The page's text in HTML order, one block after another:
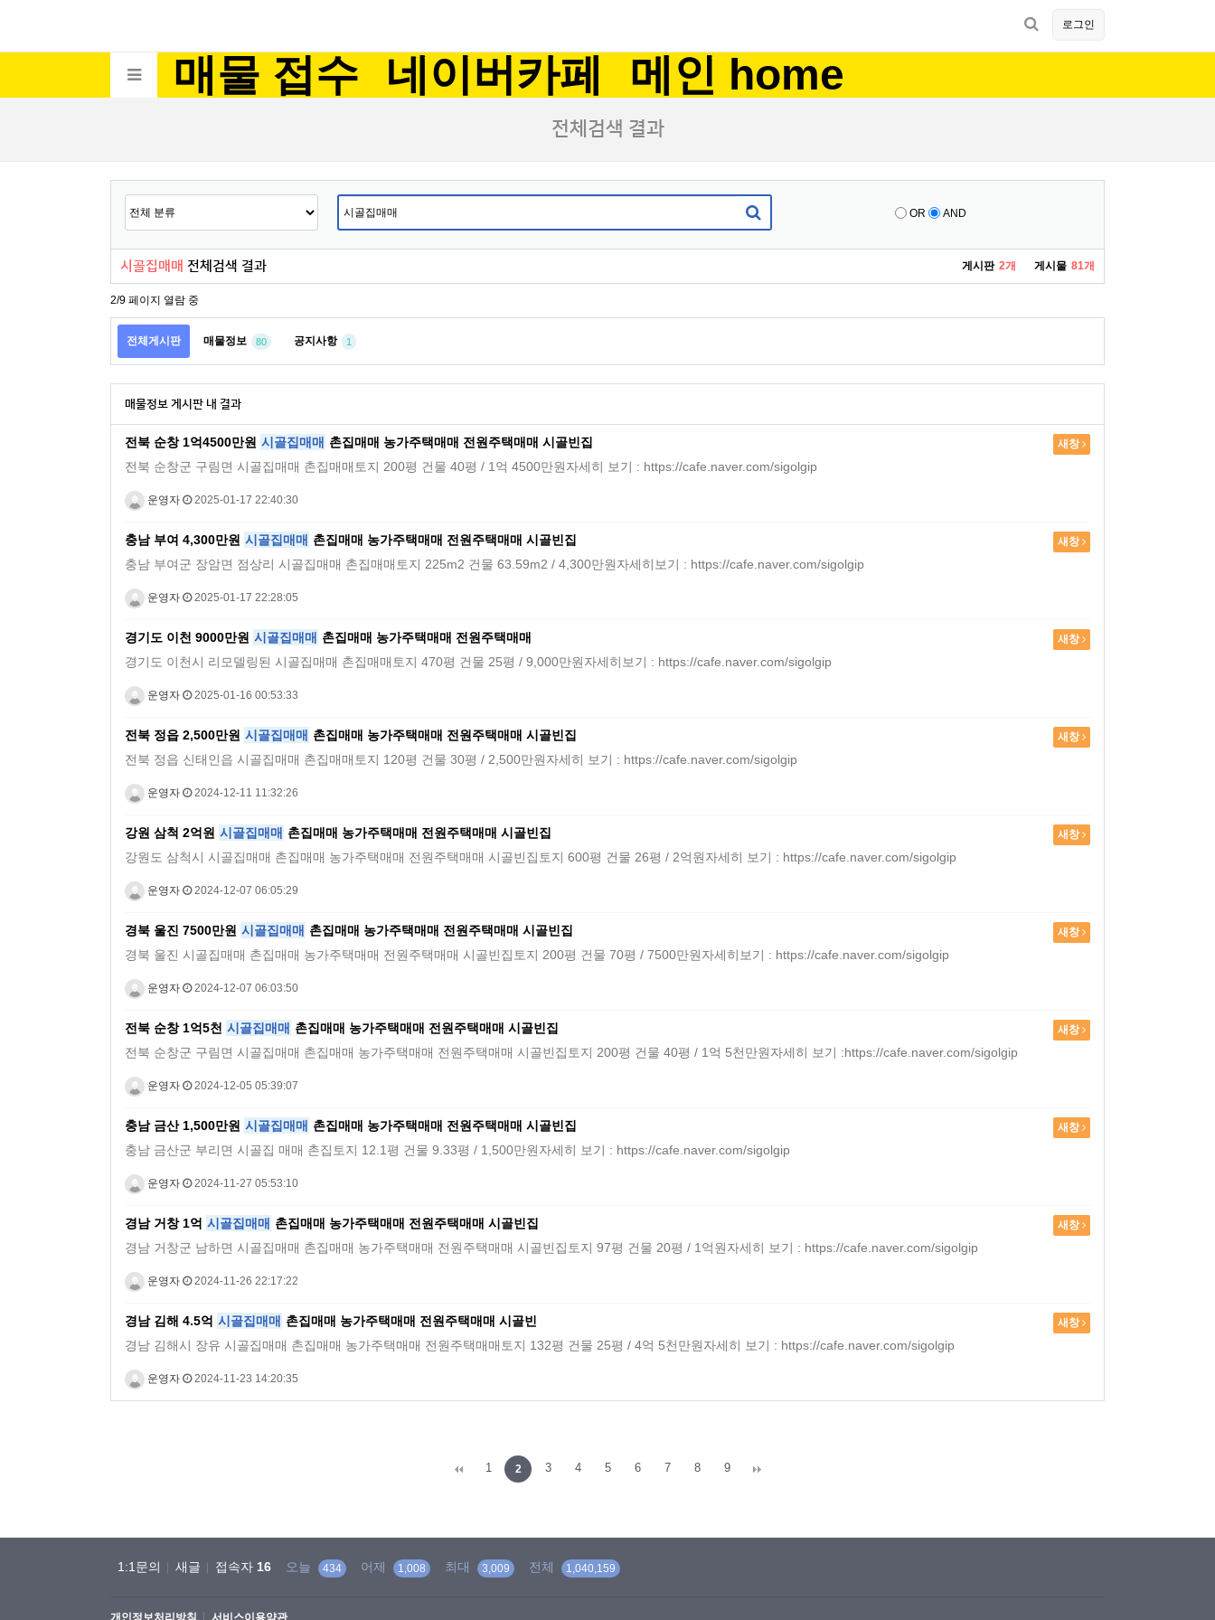
로그인
매물 접수 네이버카페 메인 home
전체검색 결과
OR AND
시골집매매 전체검색 결과 게시판 2개 게시물 81개
2/9 페이지 열람 중
전체게시판 매물정보 80 공지사항 1
매물정보 게시판 내 결과
전북 순창 1억4500만원 시골집매매 촌집매매 농가주택매매 전원주택매매 시골빈집 새창
전북 순창군 구림면 시골집매매 촌집매매토지 200평 건물 40평 / 1억 4500만원자세히 보기 : https://cafe.naver.com/sigolgip
운영자 2025-01-17 22:40:30
충남 부여 4,300만원 시골집매매 촌집매매 농가주택매매 전원주택매매 시골빈집 새창
충남 부여군 장암면 점상리 시골집매매 촌집매매토지 225m2 건물 63.59m2 / 4,300만원자세히보기 : https://cafe.naver.com/sigolgip
운영자 2025-01-17 22:28:05
경기도 이천 9000만원 시골집매매 촌집매매 농가주택매매 전원주택매매 새창
경기도 이천시 리모델링된 시골집매매 촌집매매토지 470평 건물 25평 / 9,000만원자세히보기 : https://cafe.naver.com/sigolgip
운영자 2025-01-16 00:53:33
전북 정읍 2,500만원 시골집매매 촌집매매 농가주택매매 전원주택매매 시골빈집 새창
전북 정읍 신태인읍 시골집매매 촌집매매토지 120평 건물 30평 / 2,500만원자세히 보기 : https://cafe.naver.com/sigolgip
운영자 2024-12-11 11:32:26
강원 삼척 2억원 시골집매매 촌집매매 농가주택매매 전원주택매매 시골빈집 새창
강원도 삼척시 시골집매매 촌집매매 농가주택매매 전원주택매매 시골빈집토지 600평 건물 26평 / 2억원자세히 보기 : https://cafe.naver.com/sigolgip
운영자 2024-12-07 06:05:29
경북 울진 7500만원 시골집매매 촌집매매 농가주택매매 전원주택매매 시골빈집 새창
경북 울진 시골집매매 촌집매매 농가주택매매 전원주택매매 시골빈집토지 200평 건물 70평 / 7500만원자세히보기 : https://cafe.naver.com/sigolgip
운영자 2024-12-07 06:03:50
전북 순창 1억5천 시골집매매 촌집매매 농가주택매매 전원주택매매 시골빈집 새창
전북 순창군 구림면 시골집매매 촌집매매 농가주택매매 전원주택매매 시골빈집토지 200평 건물 40평 / 1억 5천만원자세히 보기 :https://cafe.naver.com/sigolgip
운영자 2024-12-05 05:39:07
충남 금산 1,500만원 시골집매매 촌집매매 농가주택매매 전원주택매매 시골빈집 새창
충남 금산군 부리면 시골집 매매 촌집토지 12.1평 건물 9.33평 / 1,500만원자세히 보기 : https://cafe.naver.com/sigolgip
운영자 2024-11-27 05:53:10
경남 거창 1억 시골집매매 촌집매매 농가주택매매 전원주택매매 시골빈집 새창
경남 거창군 남하면 시골집매매 촌집매매 농가주택매매 전원주택매매 시골빈집토지 97평 건물 20평 / 1억원자세히 보기 : https://cafe.naver.com/sigolgip
운영자 2024-11-26 22:17:22
경남 김해 4.5억 시골집매매 촌집매매 농가주택매매 전원주택매매 시골빈 새창
경남 김해시 장유 시골집매매 촌집매매 농가주택매매 전원주택매매토지 132평 건물 25평 / 4억 5천만원자세히 보기 : https://cafe.naver.com/sigolgip
운영자 2024-11-23 14:20:35
1 2 3 4 5 6 7 8 9
1:1문의 새글 접속자 16 오늘 434 어제 1,008 최대 3,009 전체 1,040,159
개인정보처리방침 서비스이용약관